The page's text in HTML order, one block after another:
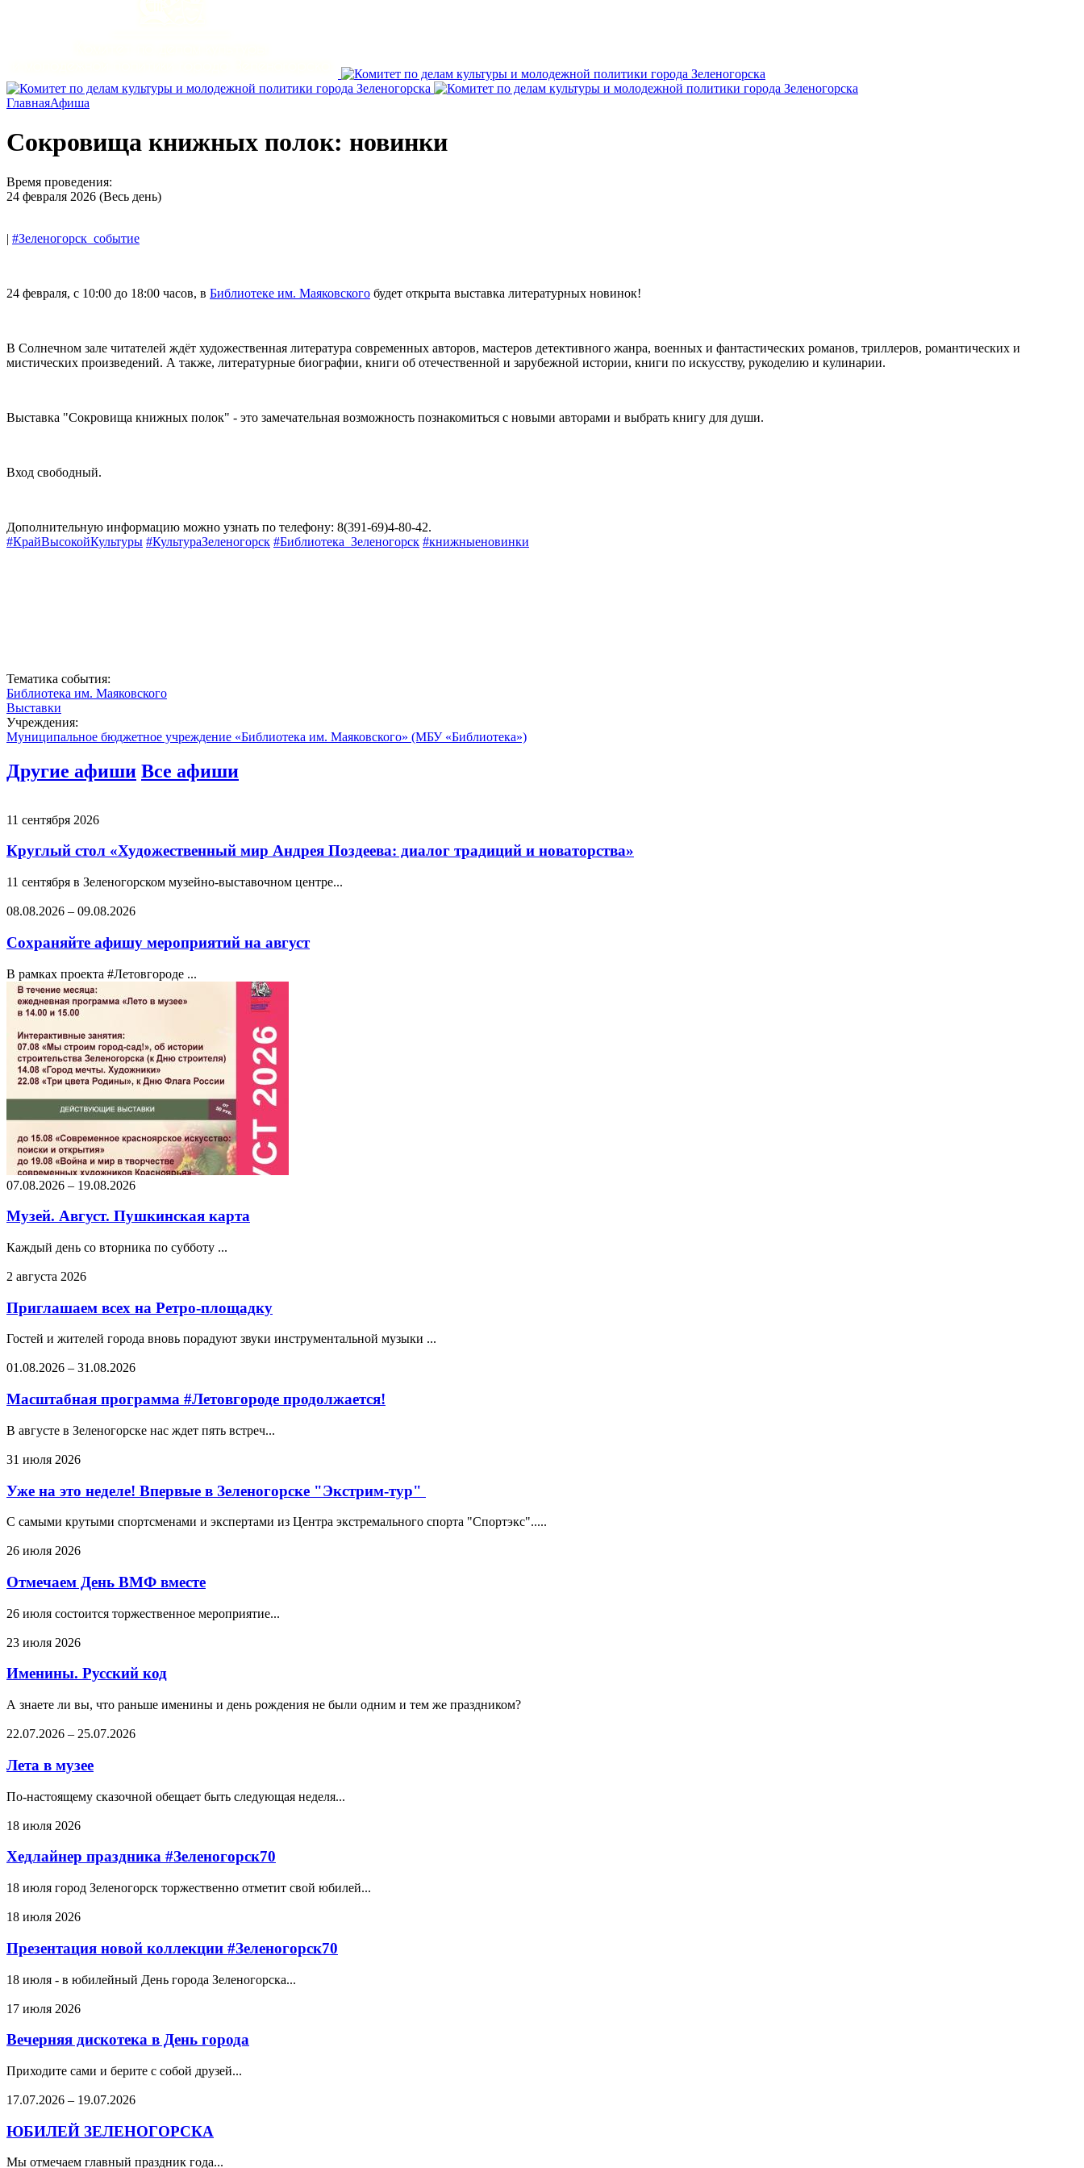
ГлавнаяАфиша
Сокровища книжных полок: новинки
Время проведения:
24 февраля 2026 (Весь день)
| #Зеленогорск_событие
24 февраля, с 10:00 до 18:00 часов, в Библиотеке им. Маяковского будет открыта выставка литературных новинок!
В Солнечном зале читателей ждёт художественная литература современных авторов, мастеров детективного жанра, военных и фантастических романов, триллеров, романтических и
мистических произведений. А также, литературные биографии, книги об отечественной и зарубежной истории, книги по искусству, рукоделию и кулинарии.
Выставка "Сокровища книжных полок" - это замечательная возможность познакомиться с новыми авторами и выбрать книгу для души.
Вход свободный.
Дополнительную информацию можно узнать по телефону: 8(391-69)4-80-42.
#КрайВысокойКультуры #КультураЗеленогорск #Библиотека_Зеленогорск #книжныеновинки
Тематика события:
Библиотека им. Маяковского
Выставки
Учреждения:
Муниципальное бюджетное учреждение «Библиотека им. Маяковского» (МБУ «Библиотека»)
Другие афиши Все афиши
11 сентября 2026
Круглый стол «Художественный мир Андрея Поздеева: диалог традиций и новаторства»
11 сентября в Зеленогорском музейно-выставочном центре...
08.08.2026 – 09.08.2026
Сохраняйте афишу мероприятий на август
В рамках проекта #Летовгороде ...
07.08.2026 – 19.08.2026
Музей. Август. Пушкинская карта
Каждый день со вторника по субботу ...
2 августа 2026
Приглашаем всех на Ретро-площадку
Гостей и жителей города вновь порадуют звуки инструментальной музыки ...
01.08.2026 – 31.08.2026
Масштабная программа #Летовгороде продолжается!
В августе в Зеленогорске нас ждет пять встреч...
31 июля 2026
Уже на это неделе! Впервые в Зеленогорске "Экстрим-тур"
С самыми крутыми спортсменами и экспертами из Центра экстремального спорта "Спортэкс".....
26 июля 2026
Отмечаем День ВМФ вместе
26 июля состоится торжественное мероприятие...
23 июля 2026
Именины. Русский код
А знаете ли вы, что раньше именины и день рождения не были одним и тем же праздником?
22.07.2026 – 25.07.2026
Лета в музее
По-настоящему сказочной обещает быть следующая неделя...
18 июля 2026
Хедлайнер праздника #Зеленогорск70
18 июля город Зеленогорск торжественно отметит свой юбилей...
18 июля 2026
Презентация новой коллекции #Зеленогорск70
18 июля - в юбилейный День города Зеленогорска...
17 июля 2026
Вечерняя дискотека в День города
Приходите сами и берите с собой друзей...
17.07.2026 – 19.07.2026
ЮБИЛЕЙ ЗЕЛЕНОГОРСКА
Мы отмечаем главный праздник года...